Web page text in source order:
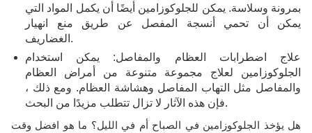
بمرونة وسلاسة. يمكن للجلوكوزامين أيضًا أن يكمل المواد التي
يمكن أن تحمي أنسجة المفصل عن طريق منع انهيار
الغضاريف.
علاج اضطرابات العظام والمفاصل: يمكن استخدام
الجلوكوزامين لعلاج مجموعة متنوعة من أمراض العظام
والمفاصل مثل
التهاب المفاصل وهشاشة العظام. ومع ذلك ،
فإن هذه الآثار لا تزال تتطلب مزيدًا من البحث.
هل يؤخذ الجلوكوزامين في الصباح أم في الليل؟ ما هو افضل وقت